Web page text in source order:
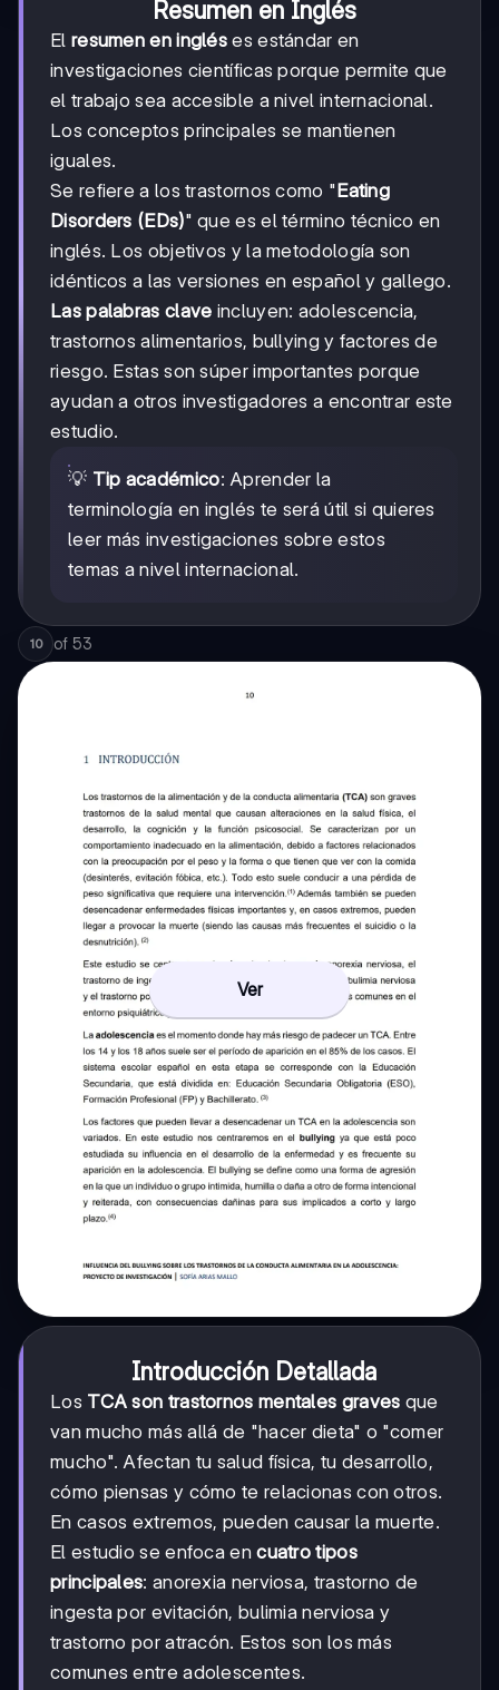
Resumen en Inglés
El resumen en inglés es estándar en
investigaciones científicas porque permite que
el trabajo sea accesible a nivel internacional.
Los conceptos principales se mantienen
iguales.
Se refiere a los trastornos como "Eating
Disorders (EDs)" que es el término técnico en
inglés. Los objetivos y la metodología son
idénticos a las versiones en español y gallego.
Las palabras clave incluyen: adolescencia,
trastornos alimentarios, bullying y factores de
riesgo. Estas son súper importantes porque
ayudan a otros investigadores a encontrar este
estudio.
💡 Tip académico: Aprender la
terminología en inglés te será útil si quieres
leer más investigaciones sobre estos
temas a nivel internacional.
10 of 53
Ver
Introducción Detallada
Los TCA son trastornos mentales graves que
van mucho más allá de "hacer dieta" o "comer
mucho". Afectan tu salud física, tu desarrollo,
cómo piensas y cómo te relacionas con otros.
En casos extremos, pueden causar la muerte.
El estudio se enfoca encuatro tipos
principales: anorexia nerviosa, trastorno de
ingesta por evitación, bulimia nerviosa y
trastorno por atracón. Estos son los más
comunes entre adolescentes.